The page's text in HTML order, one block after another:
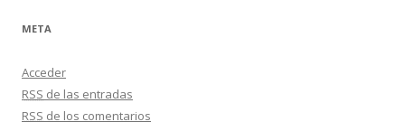
META
Acceder
RSS de las entradas
RSS de los comentarios